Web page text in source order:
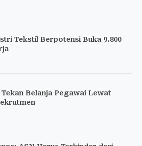
Tekstil Berpotensi Buka 9.800
Belanja Pegawai Lewat